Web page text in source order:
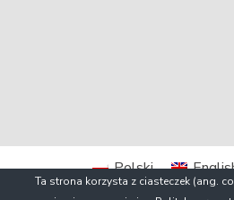
Ta strona korzysta z ciasteczek (ang.
Polski